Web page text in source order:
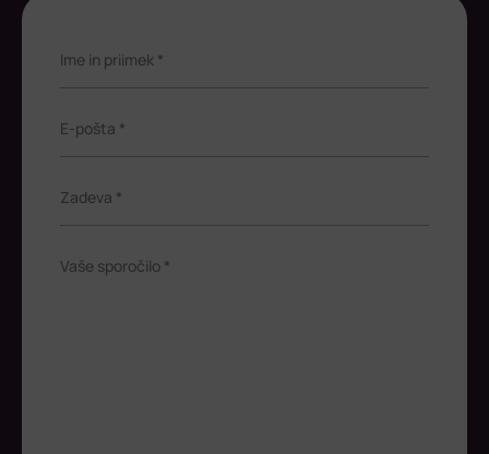
Ime in priimek *
E-pošta *
Zadeva *
Vaše sporočilo *